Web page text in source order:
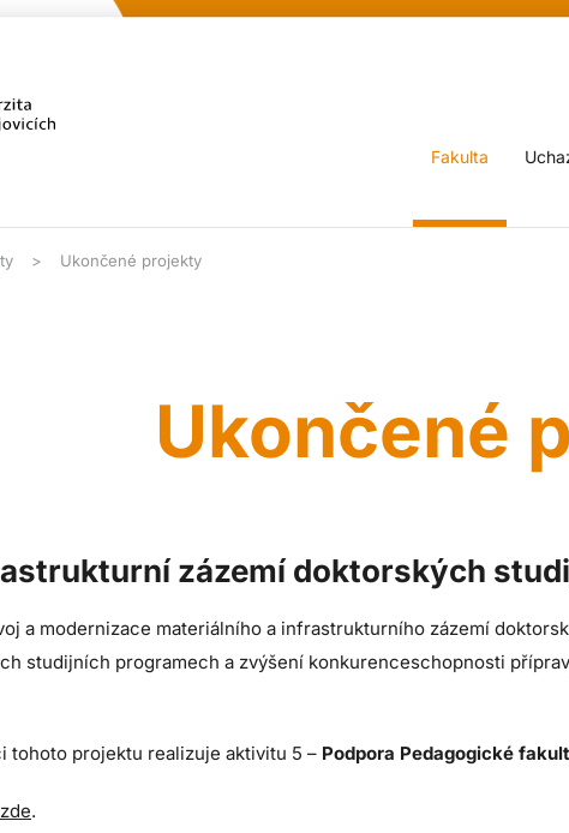
Fakulta
Ukončené projekty
Ukončené
zázemí doktorských
a modernizace materiálního a infrastrukturního zázemí
studijních programech a zvýšení konkurenceschopnosti
tohoto projektu realizuje aktivitu 5 – Podpora Pedagogické
zde.